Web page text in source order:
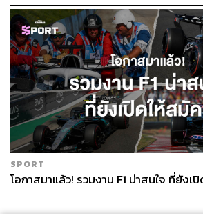
SPORT
โอกาสมาแล้ว! รวมงาน F1 น่าสนใจ ที่ยังเ